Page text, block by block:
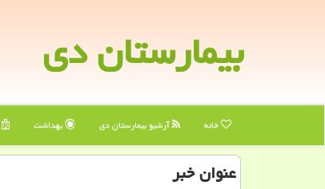
بیمارستان دی
خانه آرشیو بیمارستان دی بهداشت
عنوان خبر